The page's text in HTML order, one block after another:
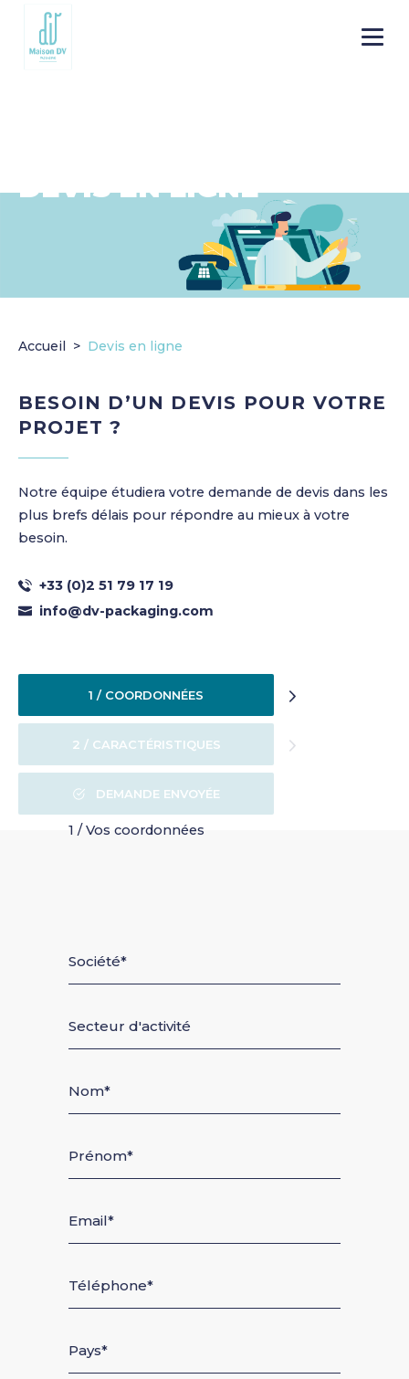
Go to
main
content
Menu
DEVIS EN LIGNE
Accueil Devis en ligne
BESOIN D’UN DEVIS POUR VOTRE
PROJET ?
Notre équipe étudiera votre demande de devis dans les
plus brefs délais pour répondre au mieux à votre
besoin.
+33 (0)2 51 79 17 19
info@dv-packaging.com
1 / COORDONNÉES
2 / CARACTÉRISTIQUES
DEMANDE ENVOYÉE
1 / Vos coordonnées
Société
Secteur d'activité
Nom
Prénom
Email
Téléphone
Pays